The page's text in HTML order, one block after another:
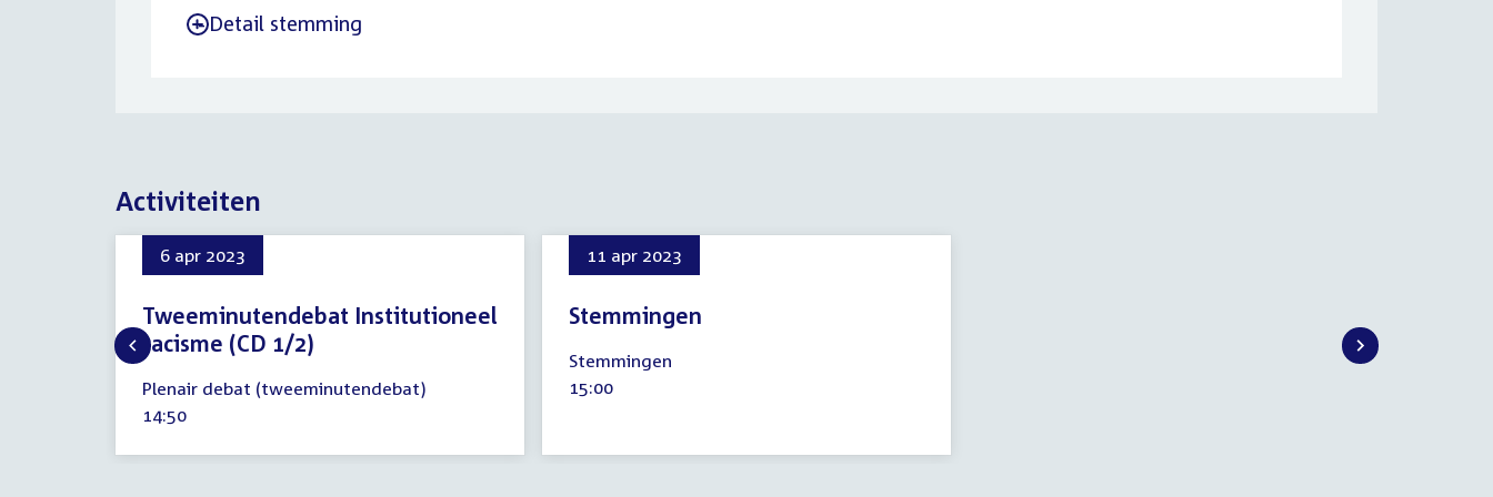
- Detail stemming
Activiteiten
6 apr 2023
Tweeminutendebat Institutioneel
racisme (CD 1/2)
april
2023
Plenair debat (tweeminutendebat)
Tijd
14:50
11 apr 2023
Stemmingen
april
2023
Stemmingen
Tijd
15:00